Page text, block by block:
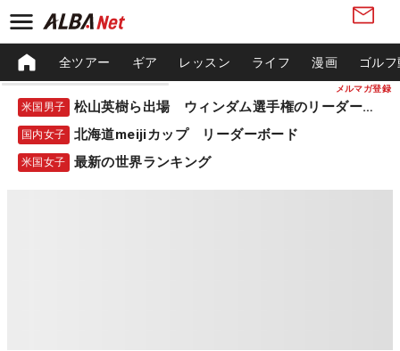
メルマガ登録
全ツアー ギア レッスン ライフ 漫画 ゴル
米国男子 松山英樹ら出場 ウィンダム選手権のリーダーボード
国内女子 北海道meijiカップ リーダーボード
米国女子 最新の世界ランキング